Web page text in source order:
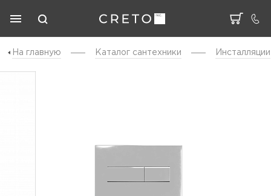
На главную Каталог cантехники Инсталляции